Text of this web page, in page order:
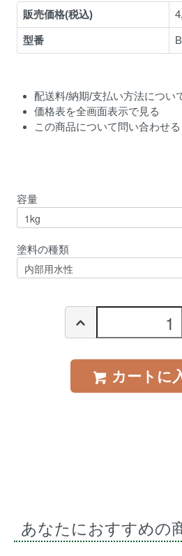
販売価格(税込)
型番
配送料/納期/支払い方法につい
価格表を全画面表示で見る
この商品について問い合わせる
容量
塗料の種類
カートに
あなたにおすすめの